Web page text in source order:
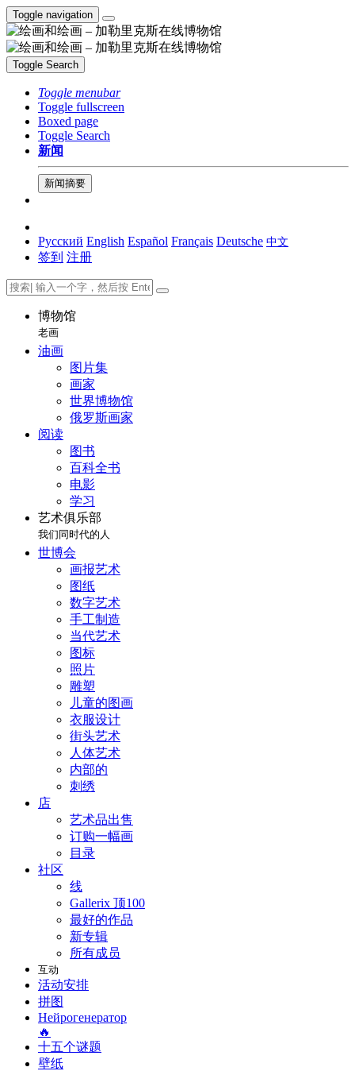
Toggle navigation
Toggle Search
Toggle menubar
Toggle fullscreen
Boxed page
Toggle Search
新闻
新闻摘要
Русский English Español Français Deutsche 中文
签到 注册
博物馆
老画
油画
图片集
画家
世界博物馆
俄罗斯画家
阅读
图书
百科全书
电影
学习
艺术俱乐部
我们同时代的人
世博会
画报艺术
图纸
数字艺术
手工制造
当代艺术
图标
照片
雕塑
儿童的图画
衣服设计
街头艺术
人体艺术
内部的
刺绣
店
艺术品出售
订购一幅画
目录
社区
线
Gallerix 顶100
最好的作品
新专辑
所有成员
互动
活动安排
拼图
Нейрогенератор
🔥
十五个谜题
壁纸